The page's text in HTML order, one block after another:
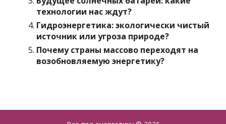
технологии нас ждут?
Гидроэнергетика: экологически чистый
источник или угроза природе?
Почему страны массово переходят на
возобновляемую энергетику?